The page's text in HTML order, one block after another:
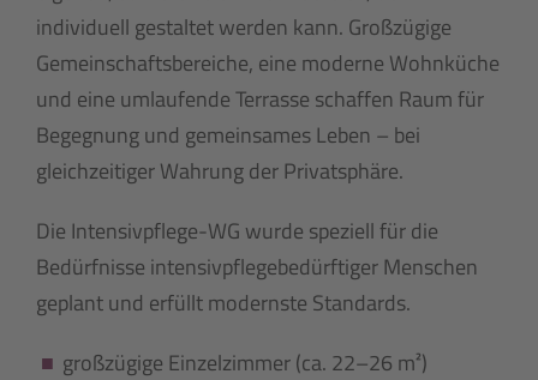
individuell gestaltet werden kann. Großzügige
Gemeinschaftsbereiche, eine moderne Wohnküche
und eine umlaufende Terrasse schaffen Raum für
Begegnung und gemeinsames Leben – bei
gleichzeitiger Wahrung der Privatsphäre.
Die Intensivpflege-WG wurde speziell für die
Bedürfnisse intensivpflegebedürftiger Menschen
geplant und erfüllt modernste Standards.
großzügige Einzelzimmer (ca. 22–26 m²)